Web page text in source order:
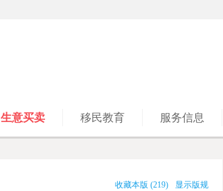
生意买卖 移民教育 服务信息
显示版规
收藏本版 (219)